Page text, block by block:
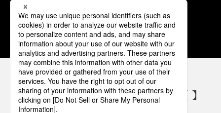
1 2 3 4 5
パナソニックの電気設備 SNSアカウント